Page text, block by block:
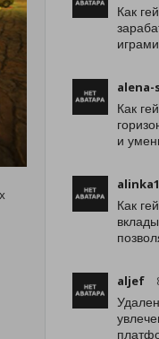
Как
alena-
Как
и
Как
aljef